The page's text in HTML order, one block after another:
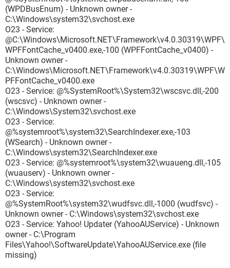
(WPDBusEnum) - Unknown owner -
C:\Windows\system32\svchost.exe
O23 - Service:
@C:\Windows\Microsoft.NET\Framework\v4.0.30319\WPF\
WPFFontCache_v0400.exe,-100 (WPFFontCache_v0400) -
Unknown owner -
C:\Windows\Microsoft.NET\Framework\v4.0.30319\WPF\W
PFFontCache_v0400.exe
O23 - Service: @%SystemRoot%\System32\wscsvc.dll,-200
(wscsvc) - Unknown owner -
C:\Windows\System32\svchost.exe
O23 - Service:
@%systemroot%\system32\SearchIndexer.exe,-103
(WSearch) - Unknown owner -
C:\Windows\system32\SearchIndexer.exe
O23 - Service: @%systemroot%\system32\wuaueng.dll,-105
(wuauserv) - Unknown owner -
C:\Windows\system32\svchost.exe
O23 - Service:
@%SystemRoot%\system32\wudfsvc.dll,-1000 (wudfsvc) -
Unknown owner - C:\Windows\system32\svchost.exe
O23 - Service: Yahoo! Updater (YahooAUService) - Unknown
owner - C:\Program
Files\Yahoo!\SoftwareUpdate\YahooAUService.exe (file
missing)